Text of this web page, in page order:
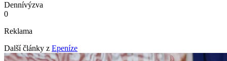
Dennívýzva
0
Reklama
Další články z Epeníze